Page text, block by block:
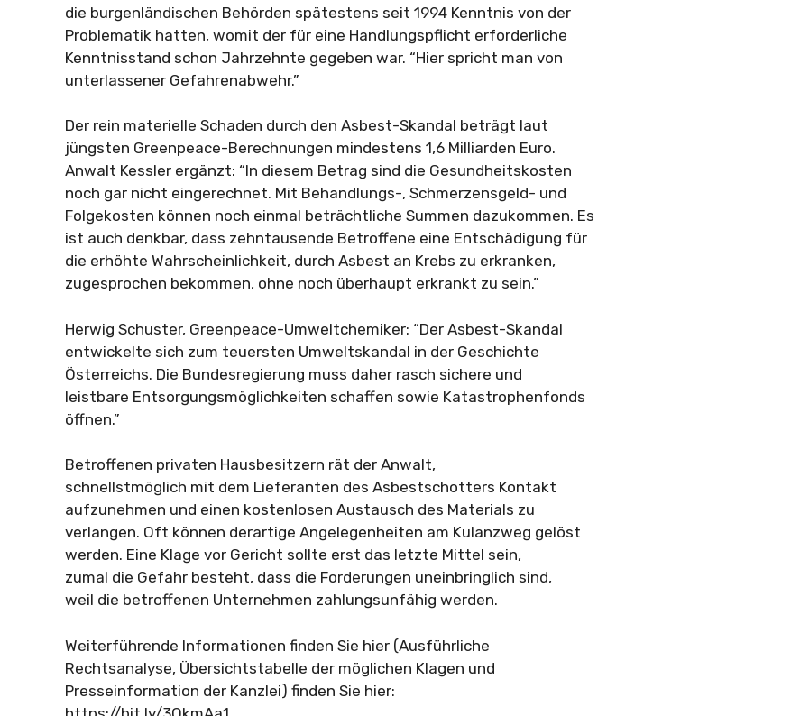
die burgenländischen Behörden spätestens seit 1994 Kenntnis von der
Problematik hatten, womit der für eine Handlungspflicht erforderliche
Kenntnisstand schon Jahrzehnte gegeben war. “Hier spricht man von
unterlassener Gefahrenabwehr.”
Der rein materielle Schaden durch den Asbest-Skandal beträgt laut
jüngsten Greenpeace-Berechnungen mindestens 1,6 Milliarden Euro.
Anwalt Kessler ergänzt: “In diesem Betrag sind die Gesundheitskosten
noch gar nicht eingerechnet. Mit Behandlungs-, Schmerzensgeld- und
Folgekosten können noch einmal beträchtliche Summen dazukommen. Es
ist auch denkbar, dass zehntausende Betroffene eine Entschädigung für
die erhöhte Wahrscheinlichkeit, durch Asbest an Krebs zu erkranken,
zugesprochen bekommen, ohne noch überhaupt erkrankt zu sein.”
Herwig Schuster, Greenpeace-Umweltchemiker: “Der Asbest-Skandal
entwickelte sich zum teuersten Umweltskandal in der Geschichte
Österreichs. Die Bundesregierung muss daher rasch sichere und
leistbare Entsorgungsmöglichkeiten schaffen sowie Katastrophenfonds
öffnen.”
Betroffenen privaten Hausbesitzern rät der Anwalt,
schnellstmöglich mit dem Lieferanten des Asbestschotters Kontakt
aufzunehmen und einen kostenlosen Austausch des Materials zu
verlangen. Oft können derartige Angelegenheiten am Kulanzweg gelöst
werden. Eine Klage vor Gericht sollte erst das letzte Mittel sein,
zumal die Gefahr besteht, dass die Forderungen uneinbringlich sind,
weil die betroffenen Unternehmen zahlungsunfähig werden.
Weiterführende Informationen finden Sie hier (Ausführliche
Rechtsanalyse, Übersichtstabelle der möglichen Klagen und
Presseinformation der Kanzlei) finden Sie hier: